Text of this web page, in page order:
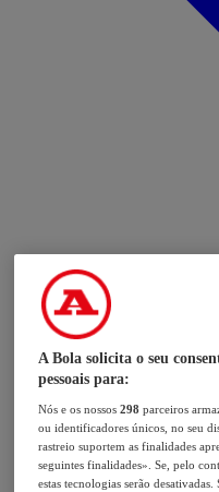
A Bola solicita o seu
pessoais para:
Nós e os nossos298 parceiros
ou identificadores únicos, no seu
rastreio suportem as finalidades
seguintes finalidades». Se, pelo
estas tecnologias serão